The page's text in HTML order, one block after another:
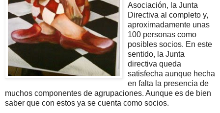
Asociación, la Junta
Directiva al completo y,
aproximadamente unas
100 personas como
posibles socios. En este
sentido, la Junta
directiva queda
satisfecha aunque hecha
en falta la presencia de
muchos componentes de agrupaciones. Aunque es de bien
saber que con estos ya se cuenta como socios.